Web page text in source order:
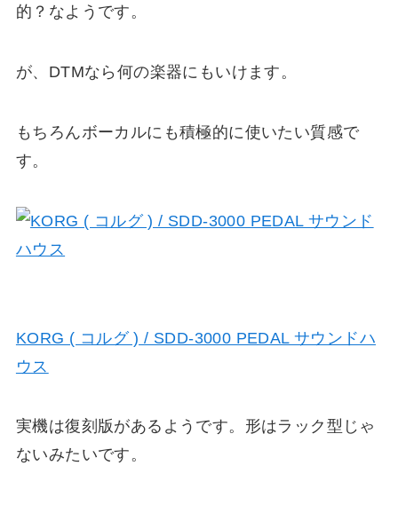
的？なようです。
が、DTMなら何の楽器にもいけます。
もちろんボーカルにも積極的に使いたい質感で
す。
KORG ( コルグ ) / SDD-3000 PEDAL サウンドハ
ウス
実機は復刻版があるようです。形はラック型じゃ
ないみたいです。